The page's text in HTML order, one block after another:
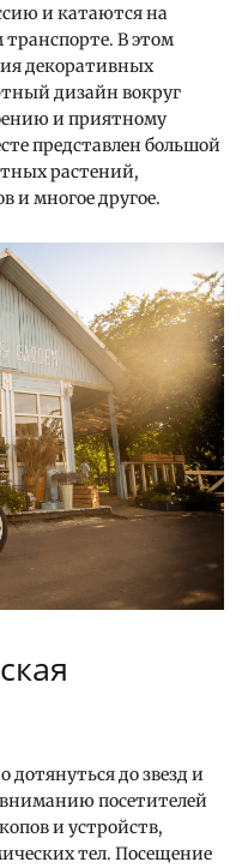
и катаются на
транспорте. В этом
декоративных
дизайн вокруг
и приятному
представлен большой
растений,
и многое другое.
дотянуться до звезд и
посетителей
и устройств,
тел. Посещение